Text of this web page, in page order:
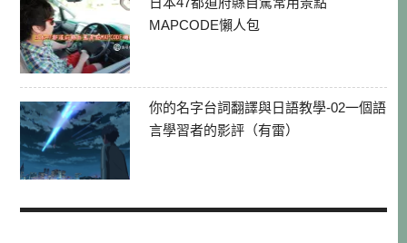
MAPCODE懶人包
你的名字台詞翻譯與日語教學-02一個語
言學習者的影評（有雷）